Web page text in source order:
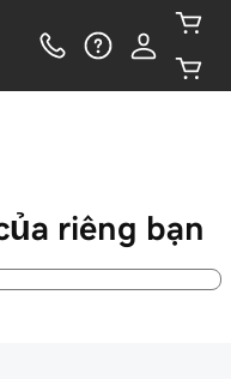
riêng bạn